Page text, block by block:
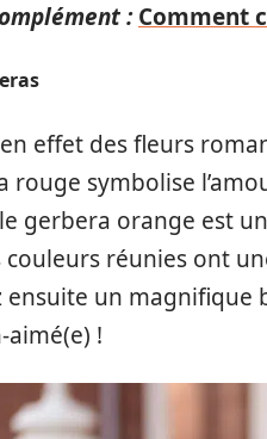
: Comment
effet des fleurs
rouge symbolise
gerbera orange est
couleurs réunies ont
ensuite un
!